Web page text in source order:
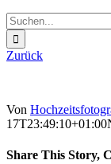
Suche
nach:
Zurück
Von
17T23:49:10+01:00
Share This Story,